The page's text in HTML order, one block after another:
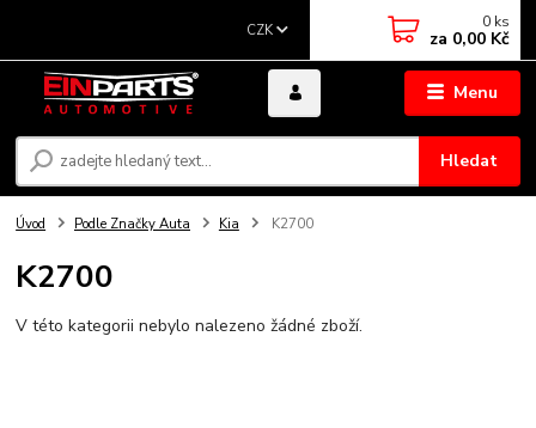
Menu
CZK
Hledat
0 ks
za 0,00 Kč
Úvod Podle Značky Auta Kia K2700
K2700
V této kategorii nebylo nalezeno žádné zboží.